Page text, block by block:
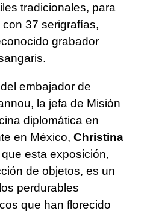
tradicionales, para
37 serigrafías,
grabador
embajador de
la jefa de Misión
diplomática en
en México, Christina
esta exposición,
de objetos, es un
perdurables
que han florecido